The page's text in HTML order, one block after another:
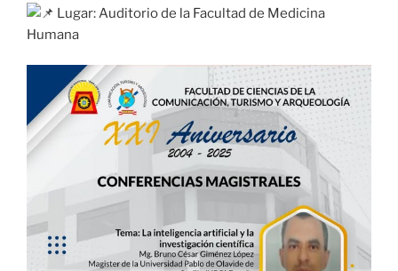
Lugar: Auditorio de la Facultad de Medicina
Humana